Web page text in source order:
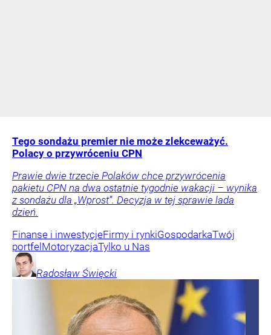
Tego sondażu premier nie może zlekceważyć.
Polacy o przywróceniu CPN
Prawie dwie trzecie Polaków chce przywrócenia
pakietu CPN na dwa ostatnie tygodnie wakacji – wynika
z sondażu dla „Wprost”. Decyzja w tej sprawie lada
dzień.
Finanse i inwestycjeFirmy i rynkiGospodarkaTwój
portfelMotoryzacjaTylko u Nas
Radosław Święcki